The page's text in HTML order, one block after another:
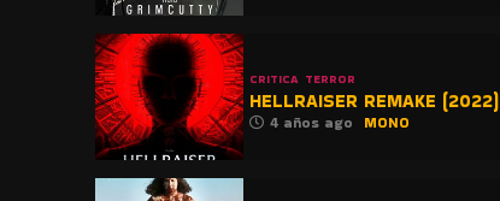
CRITICA TERROR
HELLRAISER REMAKE (2022)
4 años ago MONO